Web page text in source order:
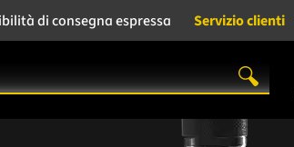
di consegna espressa Servizio clienti